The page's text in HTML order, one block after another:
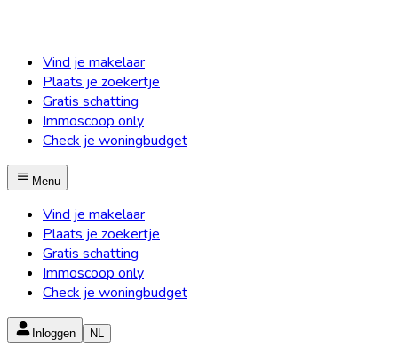
Vind je makelaar
Plaats je zoekertje
Gratis schatting
Immoscoop only
Check je woningbudget
Menu
Vind je makelaar
Plaats je zoekertje
Gratis schatting
Immoscoop only
Check je woningbudget
Inloggen NL